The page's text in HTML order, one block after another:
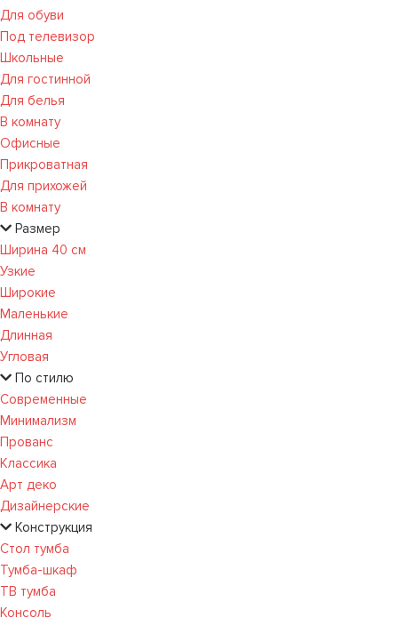
Для обуви
Под телевизор
Школьные
Для гостинной
Для белья
В комнату
Офисные
Прикроватная
Для прихожей
В комнату
Размер
Ширина 40 см
Узкие
Широкие
Маленькие
Длинная
Угловая
По стилю
Современные
Минимализм
Прованс
Классика
Арт деко
Дизайнерские
Конструкция
Стол тумба
Тумба-шкаф
ТВ тумба
Консоль